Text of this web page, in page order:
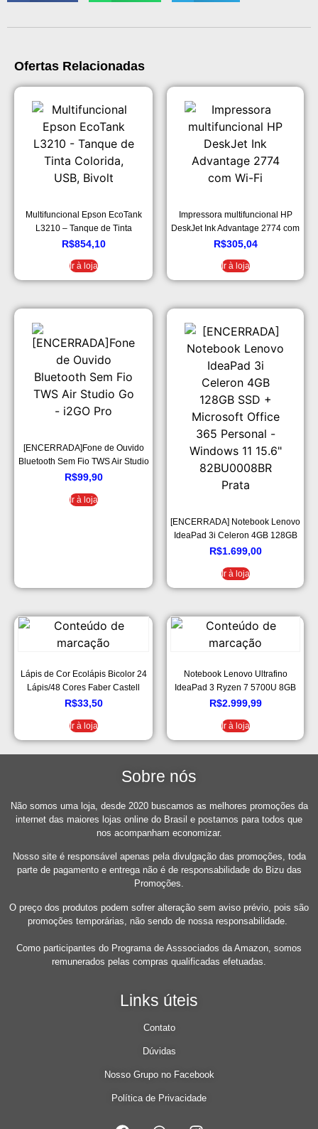
Ofertas Relacionadas
Multifuncional Epson EcoTank
L3210 – Tanque de Tinta
Colorida, USB, Bivolt
R$854,10
Ir à loja
Impressora multifuncional HP
DeskJet Ink Advantage 2774 com
Wi-Fi
R$305,04
Ir à loja
[ENCERRADA]Fone de Ouvido
Bluetooth Sem Fio TWS Air Studio
Go – i2GO Pro
R$99,90
Ir à loja
[ENCERRADA] Notebook Lenovo
IdeaPad 3i Celeron 4GB 128GB
SSD + Microsoft Office 365
82BU0008BR Prata
R$1.699,00
Ir à loja
Lápis de Cor Ecolápis Bicolor 24
Lápis/48 Cores Faber Castell
R$33,50
Ir à loja
Notebook Lenovo Ultrafino
IdeaPad 3 Ryzen 7 5700U 8GB
256GB SSD Windows 11 15.6″
R$2.999,99
Ir à loja
Sobre nós
Não somos uma loja, desde 2020 buscamos as melhores promoções da
internet das maiores lojas online do Brasil e postamos para todos que
nos acompanham economizar.
Nosso site é responsável apenas pela divulgação das promoções, toda
parte de pagamento e entrega não é de responsabilidade do Bizu das
Promoções.
O preço dos produtos podem sofrer alteração sem aviso prévio, pois são
promoções temporárias, não sendo de nossa responsabilidade.
Como participantes do Programa de Asssociados da Amazon, somos
remunerados pelas compras qualificadas efetuadas.
Links úteis
Contato
Dúvidas
Nosso Grupo no Facebook
Política de Privacidade